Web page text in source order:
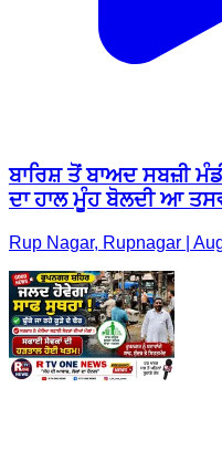
ਬਾਰਿਸ਼ ਤੋਂ ਬਾਅਦ ਸਬਜ਼ੀ
ਦਾ ਹਾਲ ਮੂੰਹ ਬੋਲਦੀ ਆ
Rup Nagar, Rupnagar |